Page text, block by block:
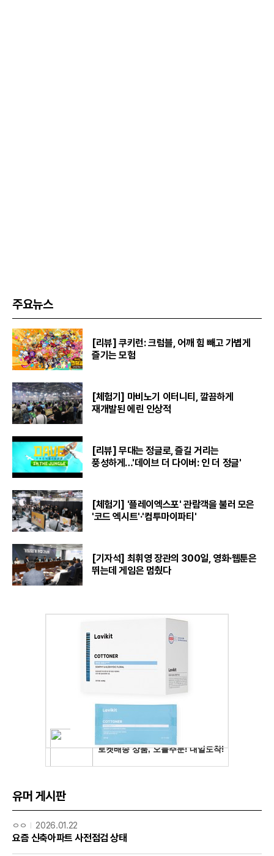
주요뉴스
[리뷰] 쿠키런: 크럼블, 어깨 힘 빼고 가볍게
즐기는 모험
[체험기] 마비노기 이터니티, 깔끔하게
재개발된 에린 인상적
[리뷰] 무대는 정글로, 즐길 거리는
풍성하게…'데이브 더 다이버: 인 더 정글'
[체험기] '플레이엑스포' 관람객을 불러 모은
'코드 엑시트'·'컴투마이파티'
[기자석] 최휘영 장관의 300일, 영화·웹툰은
뛰는데 게임은 멈췄다
유머 게시판
ㅇㅇ 2026.01.22
요즘 신축아파트 사전점검 상태